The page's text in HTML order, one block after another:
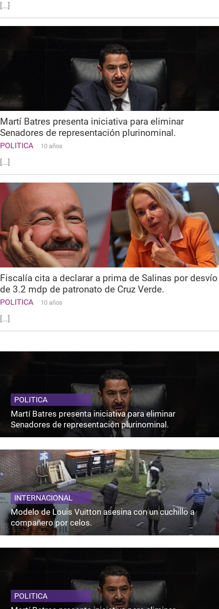
[...]
Martí Batres presenta iniciativa para eliminar
Senadores de representación plurinominal.
POLITICA 10 años
[...]
Fiscalía cita a declarar a prima de Salinas por desvío
de 3.2 mdp de patronato de Cruz Verde.
POLITICA 10 años
[...]
POLITICA
Martí Batres presenta iniciativa para eliminar
Senadores de representación plurinominal.
INTERNACIONAL
Modelo de Louis Vuitton asesina con un cuchillo a
compañero por celos.
POLITICA